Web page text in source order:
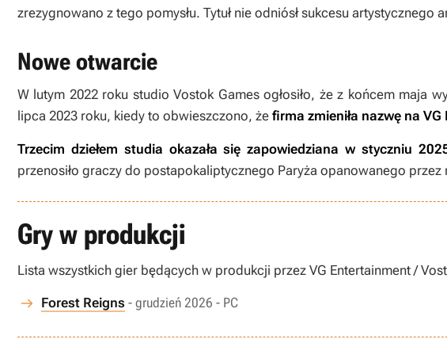
zrezygnowano z tego pomysłu. Tytuł nie odniósł sukcesu artystycznego
Nowe otwarcie
W lutym 2022 roku studio Vostok Games ogłosiło, że z końcem maja
lipca 2023 roku, kiedy to obwieszczono, że firma zmieniła nazwę na
Trzecim dziełem studia okazała się zapowiedziana w styczniu
przenosiło graczy do postapokaliptycznego Paryża opanowanego przez
Gry w produkcji
Lista wszystkich gier będących w produkcji przez VG Entertainment /
Forest Reigns - grudzień 2026 - PC